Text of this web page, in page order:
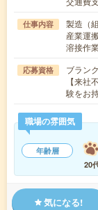
仕事内容
製造（
産業運
溶接作
応募資格
ブラン
【来社
験をお
職場の雰囲気
年齢層
20
気になる!